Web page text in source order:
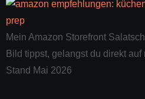
Mein Amazon Storefront
Bild tippst, gelangst du direkt auf
Stand Mai 2026